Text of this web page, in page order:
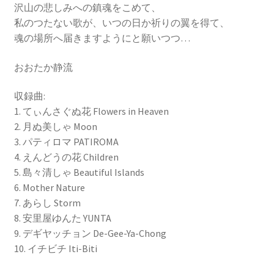
沢山の悲しみへの鎮魂をこめて、
私のつたない歌が、いつの日か祈りの翼を得て、
魂の場所へ届きますようにと願いつつ…
おおたか静流
収録曲:
1. てぃんさぐぬ花 Flowers in Heaven
2. 月ぬ美しゃ Moon
3. パティロマ PATIROMA
4. えんどうの花 Children
5. 島々清しゃ Beautiful Islands
6. Mother Nature
7. あらし Storm
8. 安里屋ゆんた YUNTA
9. デギヤッチョン De-Gee-Ya-Chong
10. イチビチ Iti-Biti